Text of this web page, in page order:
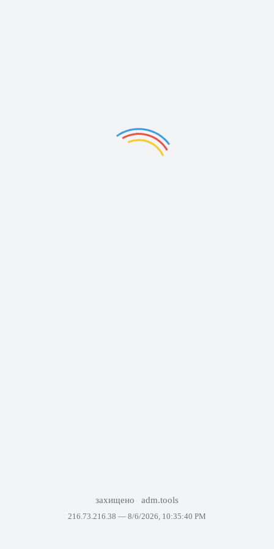
захищено adm.tools
216.73.216.38 — 8/6/2026, 10:35:40 PM